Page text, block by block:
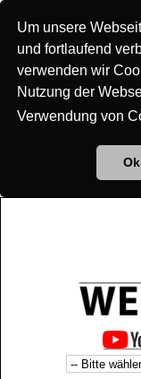
Um unsere
und fortlaufend
verwenden wir
Nutzung der
Verwendung von